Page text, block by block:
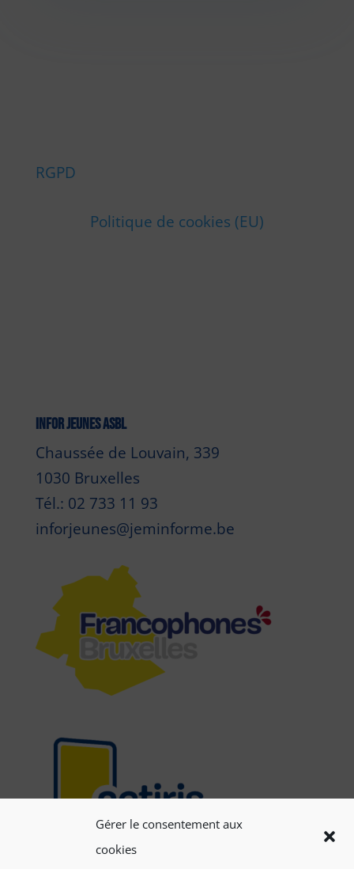
Gérer le consentement aux
cookies
RGPD
Politique de cookies (EU)
INFOR JEUNES ASBL
Chaussée de Louvain, 339
1030 Bruxelles
Tél.: 02 733 11 93
inforjeunes@jeminforme.be